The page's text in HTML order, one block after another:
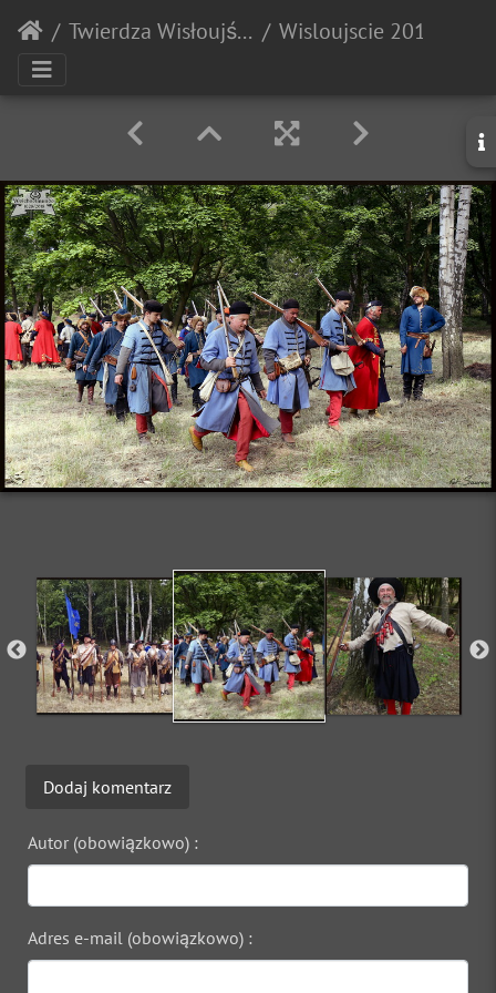
Twierdza Wisłoujście
Dodaj komentarz
Autor (obowiązkowo) :
Adres e-mail (obowiązkowo) :